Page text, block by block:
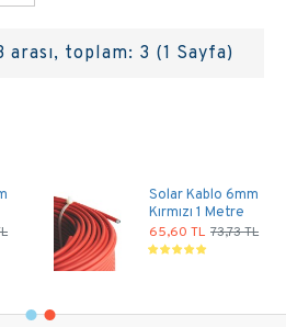
toplam: 3 (1 Sayfa)
Solar Kablo 6mm
Kırmızı 1 Metre
65,60 TL 73,73 TL